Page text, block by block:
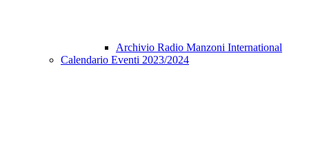
Archivio Radio Manzoni International
Calendario Eventi 2023/2024